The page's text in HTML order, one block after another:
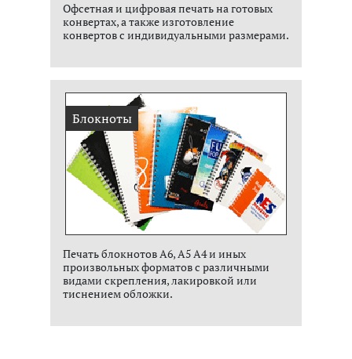
Офсетная и цифровая печать на готовых
конвертах, а также изготовление
конвертов с индивидуальными размерами.
Блокноты
Печать блокнотов А6, А5 А4 и иных
произвольных форматов с различными
видами скрепления, лакировкой или
тиснением обложки.